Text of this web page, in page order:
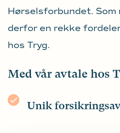
Hørselsforbundet. Som
derfor en rekke
hos Tryg.
Med vår avtale hos
Unik